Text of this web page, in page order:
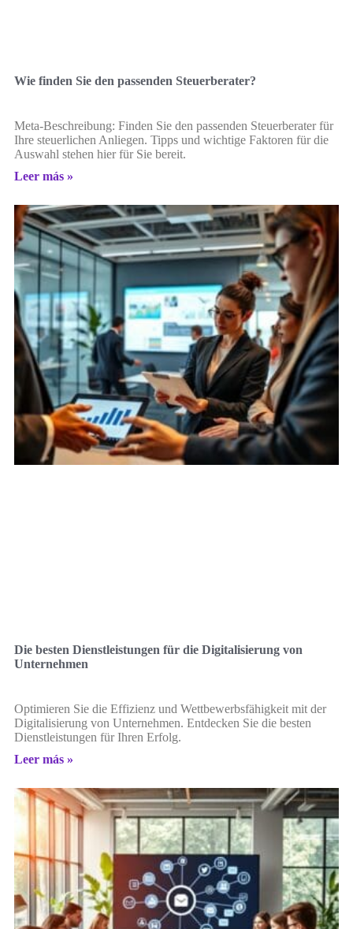
Wie finden Sie den passenden Steuerberater?
Meta-Beschreibung: Finden Sie den passenden Steuerberater für
Ihre steuerlichen Anliegen. Tipps und wichtige Faktoren für die
Auswahl stehen hier für Sie bereit.
Leer más »
Die besten Dienstleistungen für die Digitalisierung von
Unternehmen
Optimieren Sie die Effizienz und Wettbewerbsfähigkeit mit der
Digitalisierung von Unternehmen. Entdecken Sie die besten
Dienstleistungen für Ihren Erfolg.
Leer más »